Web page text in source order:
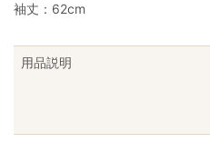
袖丈：62cm
用品説明